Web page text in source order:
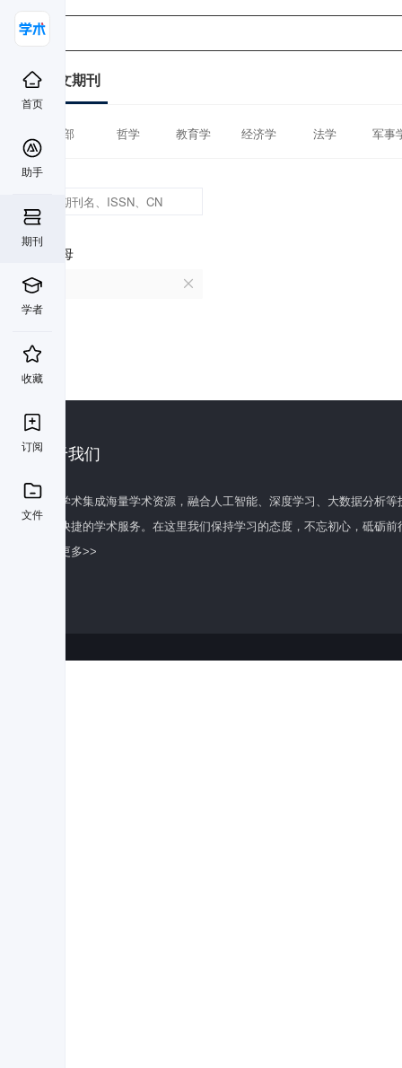
首页
助手
期刊
学者
收藏
订阅
文件
中文期刊
全部 哲学 教育学 经济学 法学 军事
首字母
I
关于我们
百度学术集成海量学术资源，融合人工智能、深度学习、大数据分析
全面快捷的学术服务。在这里我们保持学习的态度，不忘初心，砥砺前
了解更多>>